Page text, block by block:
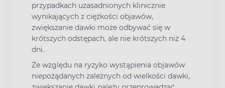
przypadkach uzasadnionych klinicznie
wynikających z ciężkości objawów,
zwiększanie dawki może odbywać się w
krótszych odstępach, ale nie krótszych niż 4
dni.
Ze względu na ryzyko wystąpienia objawów
niepożądanych zależnych od wielkości dawki,